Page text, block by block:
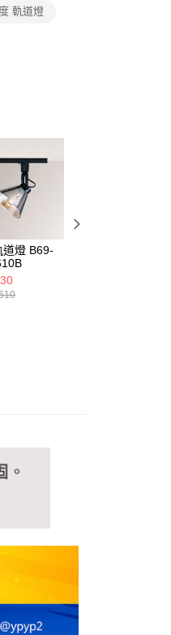
方可使用
司不負相關責
況，依本公司
公司將視審查
意使用之情
採取法律行
軌道燈
道燈 B69-